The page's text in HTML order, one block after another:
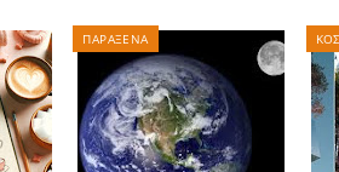
ΠΑΡΑΞΕΝΑ